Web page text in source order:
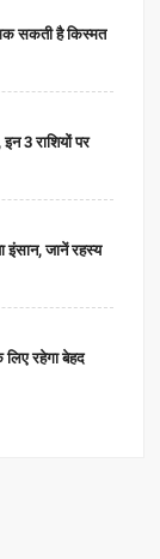
सकती है किस्मत
3 राशियों पर
इंसान, जानें रहस्य
रहेगा बेहद